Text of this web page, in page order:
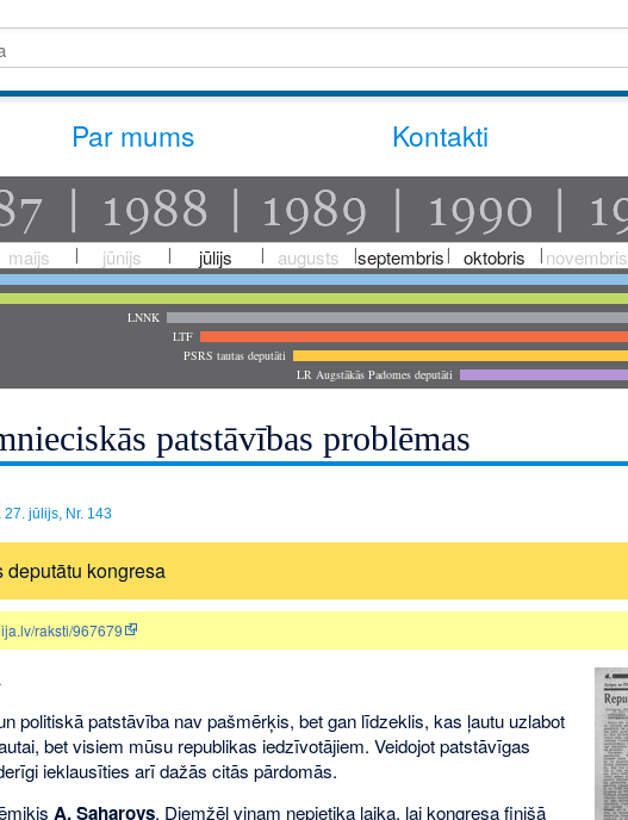
Par mums Kontakti
maijs jūnijs jūlijs augusts septembris oktobris novembris
LNNK
LTF
PSRS tautas deputāti
LR Augstākās Padomes deputāti
patstāvības problēmas
jūlijs, Nr. 143
deputātu kongresa
raksti/967679
politiskā patstāvība nav pašmērķis, bet gan līdzeklis, kas ļautu uzlabot
bet visiem mūsu republikas iedzīvotājiem. Veidojot patstāvīgas
ieklausīties arī dažās citās pārdomās.
A. Saharovs. Diemžēl viņam nepietika laika, lai kongresa finišā